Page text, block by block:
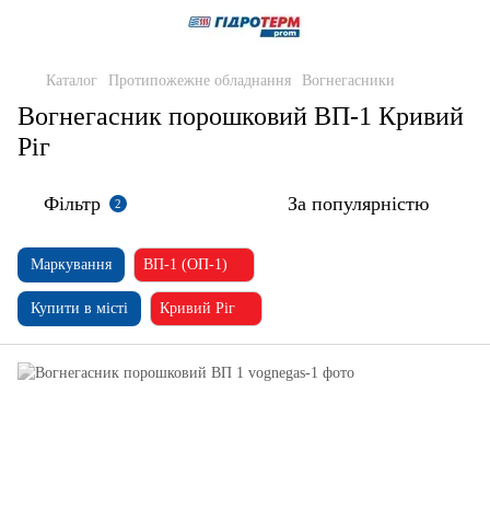
Каталог Протипожежне обладнання Вогнегасники
Вогнегасник порошковий ВП-1 Кривий
Ріг
Фільтр 2 За популярністю
Маркування ВП-1 (ОП-1)
Купити в місті Кривий Ріг